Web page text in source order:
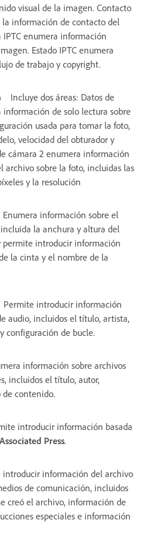
visual de la imagen. Contacto
la información de contacto del
enumera información
Estado IPTC enumera
de trabajo y copyright.
Incluye dos áreas: Datos de
información de solo lectura sobre
usada para tomar la foto,
velocidad del obturador y
cámara 2 enumera información
archivo sobre la foto, incluidas las
y la resolución
Enumera información sobre el
la anchura y altura del
permite introducir información
la cinta y el nombre de la
Permite introducir información
audio, incluidos el título, artista,
configuración de bucle.
información sobre archivos
incluidos el título, autor,
contenido.
introducir información basada
Associated Press.
introducir información del archivo
de comunicación, incluidos
creó el archivo, información de
especiales e información